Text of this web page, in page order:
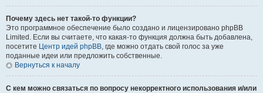
Почему здесь нет такой-то функции?
Это программное обеспечение было создано и лицензировано phpBB
Limited. Если вы считаете, что какая-то функция должна быть добавлена,
посетите Центр идей phpBB, где можно отдать свой голос за уже
поданные идеи или предложить собственные.
Вернуться к началу
С кем можно связаться по вопросу некорректного использования и/или